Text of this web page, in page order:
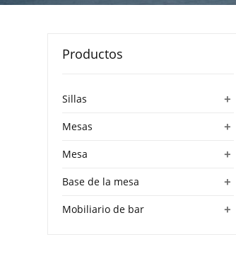
Productos
+
Sillas
+
Mesas
+
Mesa
+
Base de la mesa
+
Mobiliario de bar